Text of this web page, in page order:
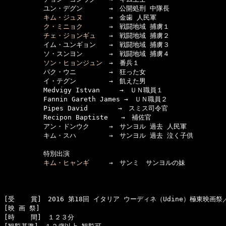
ユン・デグン　　　　→　公開処刑 中隊長
キム・ジュヌ
→　金歯 人民軍
ク・ミニョク
→　戦闘地域 捕虜１
チェ・ジョンギュ
→　戦闘地域 捕虜２
イム・ユンギョン　　→　戦闘地域 捕虜３
ソ・スンヨン　　　　→　戦闘地域 捕虜４
ソン・ヒョンジュン →　番兵１
パク・ウニ　　　　　→　狂った女
イ・テグン　　　　　→　飢えた男
Medvigy Istvan　　　→　ＵＮ職員１
Fannin Gareth James →　ＵＮ職員２
Pipes David　　　 　→　スミス司令官
Recipon Baptiste　　→　補佐官
アン・ドンウク　　　→　サンヨル 過去 人民軍
キム・スハ　　　　　→　サンヨル 過去 泣く子供
特別出演
キム・ヒャンギ
[受    賞]　2016 第18回 イタリア ウーディネ（Udine）極東映画祭
[映 画 祭]
[時    間]　１２３分